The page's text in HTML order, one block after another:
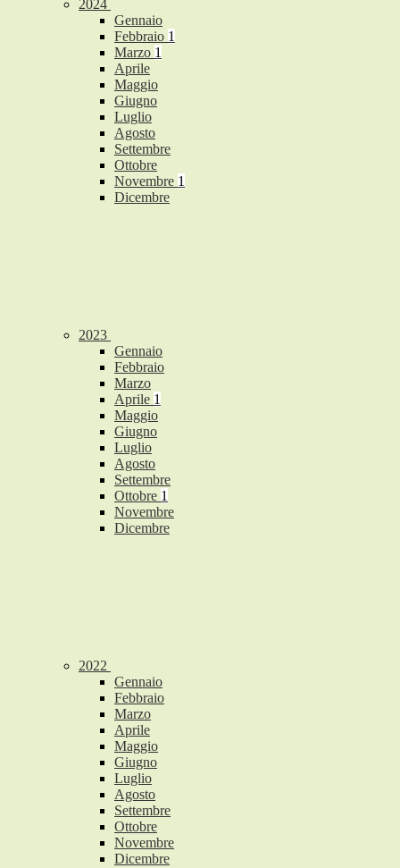
2024
Gennaio
Febbraio 1
Marzo 1
Aprile
Maggio
Giugno
Luglio
Agosto
Settembre
Ottobre
Novembre 1
Dicembre
2023
Gennaio
Febbraio
Marzo
Aprile 1
Maggio
Giugno
Luglio
Agosto
Settembre
Ottobre 1
Novembre
Dicembre
2022
Gennaio
Febbraio
Marzo
Aprile
Maggio
Giugno
Luglio
Agosto
Settembre
Ottobre
Novembre
Dicembre